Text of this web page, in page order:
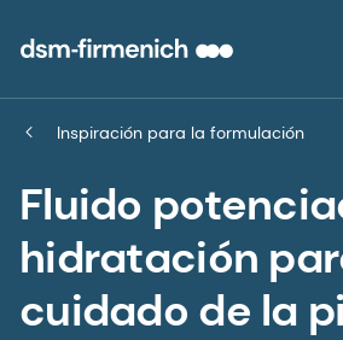
Inspiración para la formulación
Fluido
hidratación
cuidado de la